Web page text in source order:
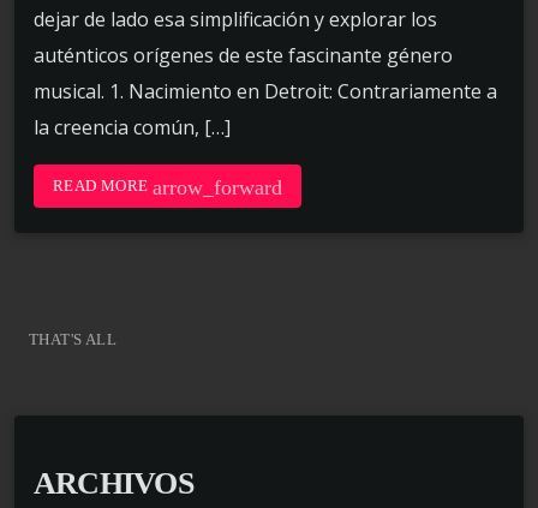
dejar de lado esa simplificación y explorar los
auténticos orígenes de este fascinante género
musical. 1. Nacimiento en Detroit: Contrariamente a
la creencia común, […]
READ MORE arrow_forward
THAT'S ALL
ARCHIVOS